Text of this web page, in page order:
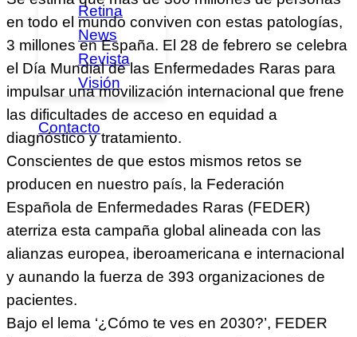
Retina
News
Revista
Visión
Contacto
en todo el mundo conviven con estas patologías,
3 millones en España. El 28 de febrero se celebra
el Día Mundial de las Enfermedades Raras para
impulsar una movilización internacional que frene
las dificultades de acceso en equidad a
diagnóstico y tratamiento.
Conscientes de que estos mismos retos se
producen en nuestro país, la Federación
Española de Enfermedades Raras (FEDER)
aterriza esta campaña global alineada con las
alianzas europea, iberoamericana e internacional
y aunando la fuerza de 393 organizaciones de
pacientes.
Bajo el lema ‘¿Cómo te ves en 2030?’, FEDER